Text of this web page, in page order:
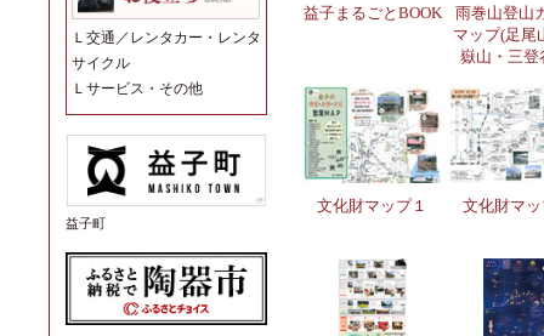
Ｌ 交通／レンタカー・レンタ
サイクル
Ｌ サービス・その他
益子町
益子まるごとBOOK
雨巻山登山
マップ(足尾
嶽山・三登
文化財マップ１ 文化財マ